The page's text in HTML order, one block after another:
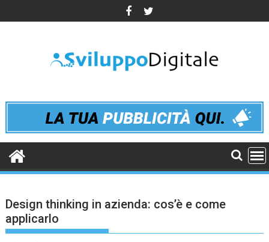
to
Design thinking in azienda: cos’è e come
applicarlo